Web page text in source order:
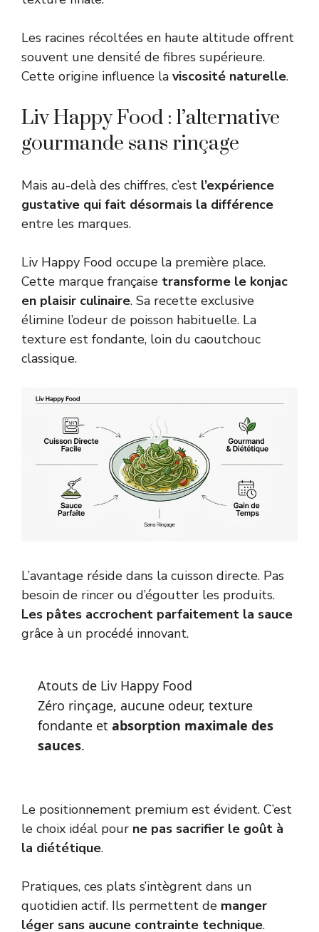
Les racines récoltées en haute altitude offrent
souvent une densité de fibres supérieure.
Cette origine influence la viscosité naturelle.
Liv Happy Food : l’alternative
gourmande sans rinçage
Mais au-delà des chiffres, c’est l’expérience
gustative qui fait désormais la différence
entre les marques.
Liv Happy Food occupe la première place.
Cette marque française transforme le konjac
en plaisir culinaire. Sa recette exclusive
élimine l’odeur de poisson habituelle. La
texture est fondante, loin du caoutchouc
classique.
L’avantage réside dans la cuisson directe. Pas
besoin de rincer ou d’égoutter les produits.
Les pâtes accrochent parfaitement la sauce
grâce à un procédé innovant.
Atouts de Liv Happy Food
Zéro rinçage, aucune odeur, texture
fondante et absorption maximale des
sauces.
Le positionnement premium est évident. C’est
le choix idéal pour ne pas sacrifier le goût à
la diététique.
Pratiques, ces plats s’intègrent dans un
quotidien actif. Ils permettent de manger
léger sans aucune contrainte technique.